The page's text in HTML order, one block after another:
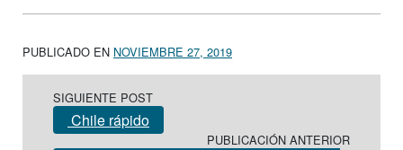
PUBLICADO EN NOVIEMBRE 27, 2019
SIGUIENTE POST
Chile rápido
PUBLICACIÓN ANTERIOR